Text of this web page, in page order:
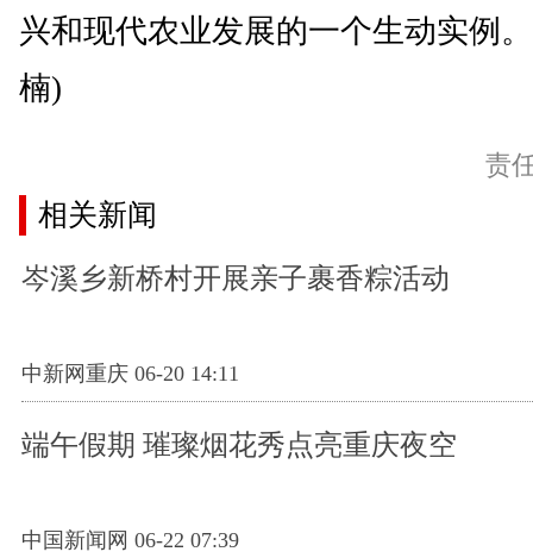
兴和现代农业发展的一个生动实例
楠)
责
相关新闻
岑溪乡新桥村开展亲子裹香粽活动
中新网重庆 06-20 14:11
端午假期 璀璨烟花秀点亮重庆夜空
中国新闻网 06-22 07:39